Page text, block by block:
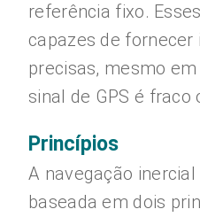
referência fixo.
capazes de fornecer
precisas, mesmo
sinal de GPS é fraco
Princípios
A navegação
baseada em dois